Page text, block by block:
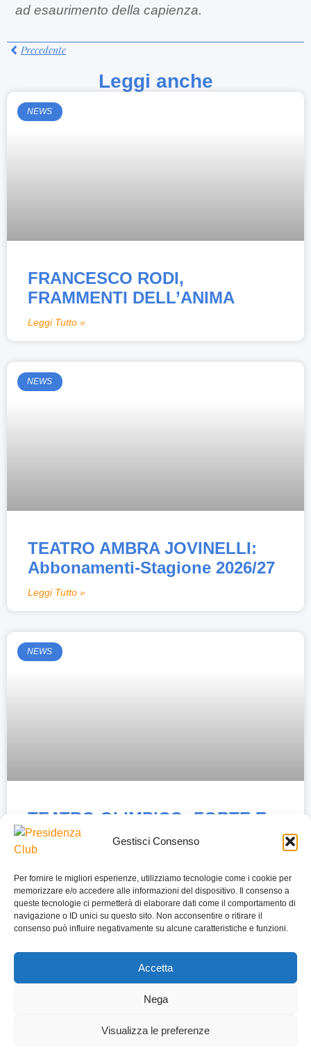
Gestisci Consenso
Per fornire le migliori esperienze, utilizziamo tecnologie come i cookie per
memorizzare e/o accedere alle informazioni del dispositivo. Il consenso a
queste tecnologie ci permetterà di elaborare dati come il comportamento di
navigazione o ID unici su questo sito. Non acconsentire o ritirare il
consenso può influire negativamente su alcune caratteristiche e funzioni.
Accetta
Nega
Visualizza le preferenze
ad esaurimento della capienza.
Precedente
Leggi anche
NEWS
FRANCESCO RODI,
FRAMMENTI DELL’ANIMA
Leggi Tutto »
NEWS
TEATRO AMBRA JOVINELLI:
Abbonamenti-Stagione 2026/27
Leggi Tutto »
NEWS
TEATRO OLIMPICO: FORTE E
CHIARA
COOKIE POLICY
PRESIDENZA CLUB | VIA DELLA MERCEDE, 9 | 00187 ROMA